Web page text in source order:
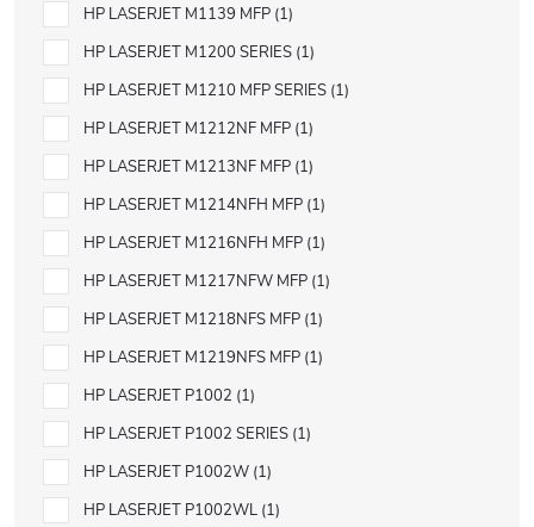
HP LASERJET M1139 MFP 1
HP LASERJET M1200 SERIES 1
HP LASERJET M1210 MFP SERIES 1
HP LASERJET M1212NF MFP 1
HP LASERJET M1213NF MFP 1
HP LASERJET M1214NFH MFP 1
HP LASERJET M1216NFH MFP 1
HP LASERJET M1217NFW MFP 1
HP LASERJET M1218NFS MFP 1
HP LASERJET M1219NFS MFP 1
HP LASERJET P1002 1
HP LASERJET P1002 SERIES 1
HP LASERJET P1002W 1
HP LASERJET P1002WL 1